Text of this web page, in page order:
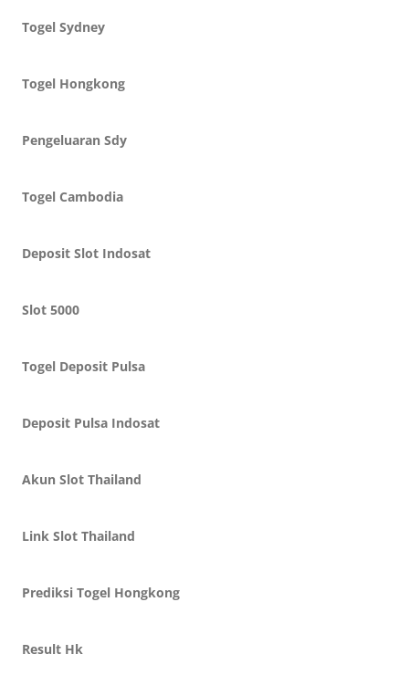
Togel Sydney
Togel Hongkong
Pengeluaran Sdy
Togel Cambodia
Deposit Slot Indosat
Slot 5000
Togel Deposit Pulsa
Deposit Pulsa Indosat
Akun Slot Thailand
Link Slot Thailand
Prediksi Togel Hongkong
Result Hk